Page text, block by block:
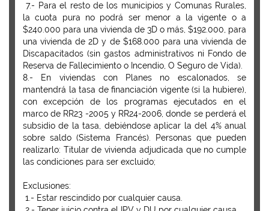
7.- Para el resto de los municipios y Comunas Rurales,
la cuota pura no podrá ser menor a la vigente o a
$240.000 para una vivienda de 3D o más, $192.000, para
una vivienda de 2D y de $168.000 para una vivienda de
Discapacitados (sin gastos administrativos ni Fondo de
Reserva de Fallecimiento o Incendio, O Seguro de Vida).
8.- En viviendas con Planes no escalonados, se
mantendrá la tasa de financiación vigente (si la hubiere),
con excepción de los programas ejecutados en el
marco de RR23 -2005 y RR24-2006, donde se perderá el
subsidio de la tasa, debiéndose aplicar la del 4% anual
sobre saldo (Sistema Francés). Personas que pueden
realizarlo: Titular de vivienda adjudicada que no cumple
las condiciones para ser excluido;
Exclusiones:
1.- Estar rescindido por cualquier causa.